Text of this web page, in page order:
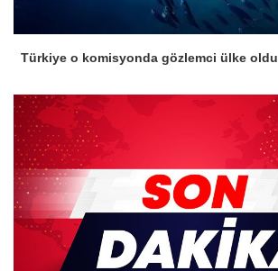
Türkiye o komisyonda gözlemci ülke oldu